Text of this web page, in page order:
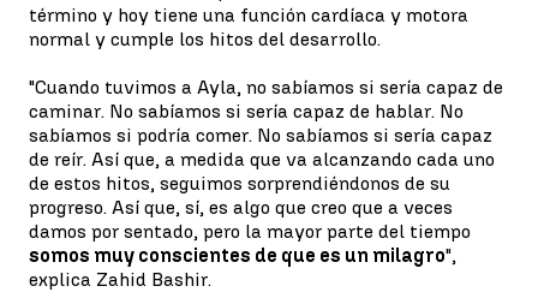
término y hoy tiene una función cardíaca y motora
normal y cumple los hitos del desarrollo.
"Cuando tuvimos a Ayla, no sabíamos si sería capaz de
caminar. No sabíamos si sería capaz de hablar. No
sabíamos si podría comer. No sabíamos si sería capaz
de reír. Así que, a medida que va alcanzando cada uno
de estos hitos, seguimos sorprendiéndonos de su
progreso. Así que, sí, es algo que creo que a veces
damos por sentado, pero la mayor parte del tiempo
somos muy conscientes de que es un milagro",
explica Zahid Bashir.